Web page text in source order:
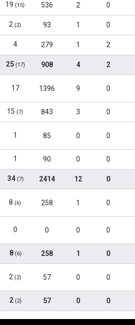
19 (15) 536 2 0
2 (2) 93 1 0
4 279 1 2
25 (17) 908 4 2
17 1396 9 0
15 (7) 843 3 0
1 85 0 0
1 90 0 0
34 (7) 2414 12 0
8 (6) 258 1 0
0 0 0 0
8 (6) 258 1 0
2 (2) 57 0 0
2 (2) 57 0 0